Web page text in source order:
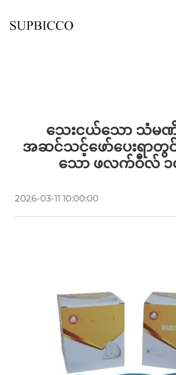
သေးငယ်သော သံမဏိ
အဆင်သင့်ဖော်ပေးရာတွင်
သော ဖလက်ဝီလ် ၁၀
2026-03-11 10:00:00